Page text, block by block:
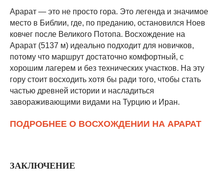
Арарат — это не просто гора. Это легенда и значимое
место в Библии, где, по преданию, остановился Ноев
ковчег после Великого Потопа. Восхождение на
Арарат (5137 м) идеально подходит для новичков,
потому что маршрут достаточно комфортный, с
хорошим лагерем и без технических участков. На эту
гору стоит восходить хотя бы ради того, чтобы стать
частью древней истории и насладиться
завораживающими видами на Турцию и Иран.
ПОДРОБНЕЕ О ВОСХОЖДЕНИИ НА АРАРАТ
ЗАКЛЮЧЕНИЕ